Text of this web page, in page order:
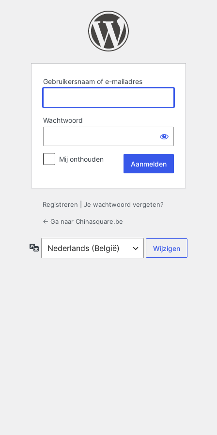
Gebruikersnaam of e-mailadres
Wachtwoord
Mij onthouden
Registreren Je wachtwoord vergeten?
← Ga naar Chinasquare.be
Taal